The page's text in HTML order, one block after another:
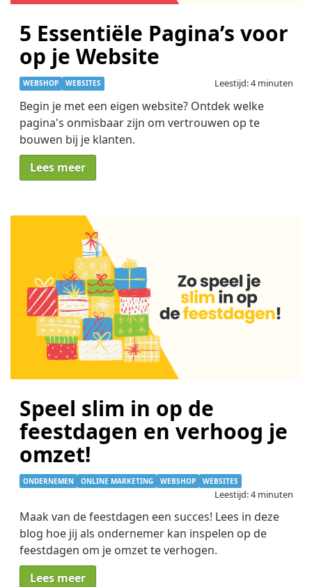
5 Essentiële Pagina’s voor
op je Website
WEBSHOP WEBSITES Leestijd: 4 minuten
Begin je met een eigen website? Ontdek welke
pagina's onmisbaar zijn om vertrouwen op te
bouwen bij je klanten.
Lees meer
Speel slim in op de
feestdagen en verhoog je
omzet!
ONDERNEMEN ONLINE MARKETING WEBSHOP WEBSITES
Leestijd: 4 minuten
Maak van de feestdagen een succes! Lees in deze
blog hoe jij als ondernemer kan inspelen op de
feestdagen om je omzet te verhogen.
Lees meer